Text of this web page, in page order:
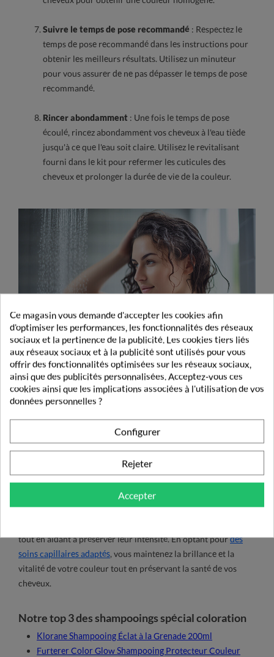
Suivre le temps de pose recommandé : Respectez le
temps de pose recommandé dans les instructions pour
obtenir les meilleurs résultats. Utilisez un minuteur
pour vous assurer de ne pas dépasser le temps de pose
recommandé.
Rincer abondamment : Une fois le temps de pose
écoulé, rincez abondamment vos cheveux à l'eau tiède
jusqu'à ce que l'eau soit claire. Utilisez le revitalisant
fourni dans le kit pour refermer les cuticules des
cheveux et prolonger la durée de vie de la couleur.
Et maintenant, je prends soin de mes
cheveux colorés
Après une coloration des cheveux, il est important de ne pas se
précipiter pour les laver. En effet, nous vous conseillons
d’attendre au moins 48 heures avant de les laver, ce qui permet
aux pigments de couleur de se fixer correctement dans les
cheveux. Utilisez également des shampooings, revitalisants et
traitements spécialement formulés pour les cheveux colorés
afin de préserver non seulement la couleur, mais vous assurez
également de la santé globale de vos cheveux. Ces produits
tout en aidant à préserver leur intensité. En optant pourdes
soins capillaires adaptés, vous maintenez la brillance et la
vitalité de votre couleur tout en préservant la santé de vos
cheveux.
Notre top 3 des shampooings spécial coloration
Klorane Shampooing Éclat à la Grenade 200ml
Furterer Color Glow Shampooing Protecteur Couleur
Ce magasin vous demande d'accepter les cookies afin
d'optimiser les performances, les fonctionnalités des réseaux
sociaux et la pertinence de la publicité. Les cookies tiers liés
aux réseaux sociaux et à la publicité sont utilisés pour vous
offrir des fonctionnalités optimisées sur les réseaux sociaux,
ainsi que des publicités personnalisées. Acceptez-vous ces
cookies ainsi que les implications associées à l'utilisation de vos
données personnelles ?
Configurer
Rejeter
Accepter